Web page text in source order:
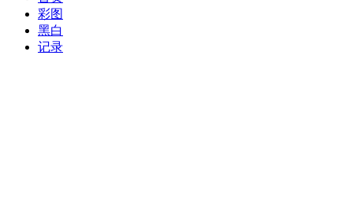
彩图
黑白
记录